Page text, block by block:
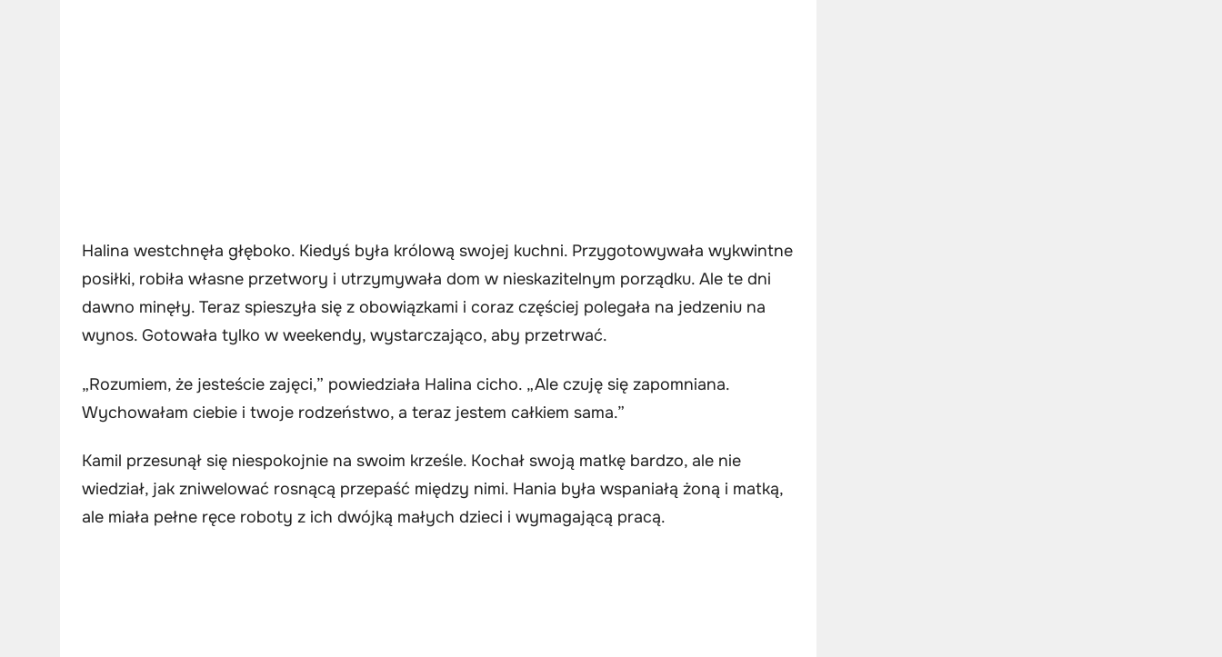
Halina westchnęła głęboko. Kiedyś była królową swojej kuchni. Przygotowywała wykwintne
posiłki, robiła własne przetwory i utrzymywała dom w nieskazitelnym porządku. Ale te dni
dawno minęły. Teraz spieszyła się z obowiązkami i coraz częściej polegała na jedzeniu na
wynos. Gotowała tylko w weekendy, wystarczająco, aby przetrwać.
„Rozumiem, że jesteście zajęci,” powiedziała Halina cicho. „Ale czuję się zapomniana.
Wychowałam ciebie i twoje rodzeństwo, a teraz jestem całkiem sama.”
Kamil przesunął się niespokojnie na swoim krześle. Kochał swoją matkę bardzo, ale nie
wiedział, jak zniwelować rosnącą przepaść między nimi. Hania była wspaniałą żoną i matką,
ale miała pełne ręce roboty z ich dwójką małych dzieci i wymagającą pracą.